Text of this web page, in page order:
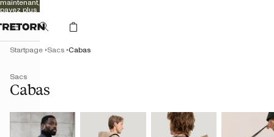
maintenant,
payez plus
Sacs
Cabas
Startpage Sacs Cabas